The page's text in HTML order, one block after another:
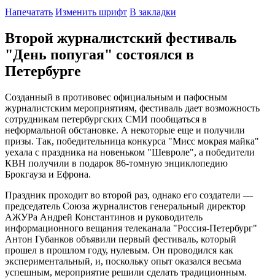
Напечатать Изменить шрифт В закладки
Второй журналистский фестиваль
"День попугая" состоялся в
Петербурге
Созданный в противовес официальным и пафосным
журналистским мероприятиям, фестиваль дает возможность
сотрудникам петербургских СМИ пообщаться в
неформальной обстановке. А некоторые еще и получили
призы. Так, победительница конкурса "Мисс мокрая майка"
уехала с праздника на новеньком "Шевроле", а победители
КВН получили в подарок 86-томную энциклопедию
Брокгауза и Ефрона.
Праздник проходит во второй раз, однако его создатели —
председатель Союза журналистов генеральный директор
АЖУРа Андрей Константинов и руководитель
информационного вещания телеканала "Россия-Петербург"
Антон Губанков объявили первый фестиваль, который
прошел в прошлом году, нулевым. Он проводился как
экспериментальный, и, поскольку опыт оказался весьма
успешным, мероприятие решили сделать традиционным.